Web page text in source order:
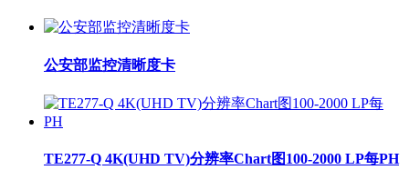
公安部监控清晰度卡
TE277-Q 4K(UHD TV)分辨率Chart图100-2000 LP每PH